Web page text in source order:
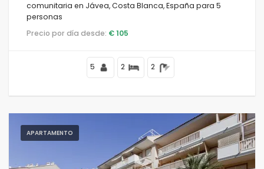
comunitaria en Jávea, Costa Blanca, España para 5
personas
Precio por día desde: € 105
5 2 2
APARTAMENTO